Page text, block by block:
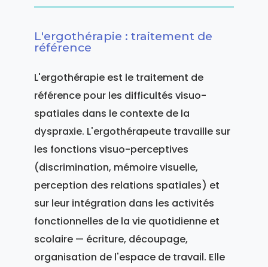
L'ergothérapie : traitement de
référence
L'ergothérapie est le traitement de
référence pour les difficultés visuo-
spatiales dans le contexte de la
dyspraxie. L'ergothérapeute travaille sur
les fonctions visuo-perceptives
(discrimination, mémoire visuelle,
perception des relations spatiales) et
sur leur intégration dans les activités
fonctionnelles de la vie quotidienne et
scolaire — écriture, découpage,
organisation de l'espace de travail. Elle